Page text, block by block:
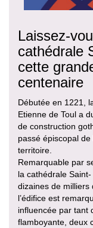
Laissez-
cathédrale
cette
centenaire
Débutée en 1221,
Etienne de Toul a
de construction
passé épiscopal
territoire.
Remarquable par
la cathédrale
dizaines de milliers
l’édifice est
influencée par tant
flamboyante, deux